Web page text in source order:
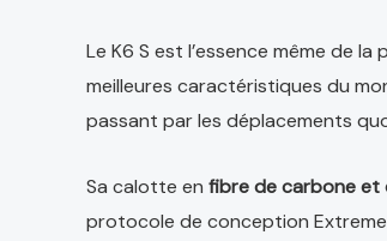
Le K6 S est l’essence même de
meilleures caractéristiques du
passant par les déplacements
Sa calotte en fibre de carbone et
protocole de conception